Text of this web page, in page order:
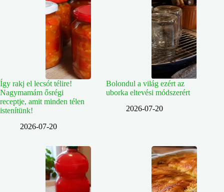
Így rakj el lecsót télire!
Nagymamám ősrégi
receptje, amit minden télen
istenítünk!
2026-07-20
Bolondul a világ ezért az
uborka eltevési módszerért
2026-07-20